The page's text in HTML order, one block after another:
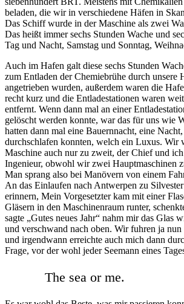
beladen, die wir in verschiedene Häfen in
Das Schiff wurde in der Maschine als zwei
Das heißt immer sechs Stunden Wache und
Tag und Nacht, Samstag und Sonntag,
Auch im Hafen galt diese sechs Stunden
zum Entladen der Chemiebrühe durch unsere
angetrieben wurden, außerdem waren die
recht kurz und die Entladestationen waren
entfernt. Wenn dann mal an einer
gelöscht werden konnte, war das für uns wie
hatten dann mal eine Bauernnacht, eine
durchschlafen konnten, welch ein Luxus. Wir
Maschine auch nur zu zweit, der Chief und
Ingenieur, obwohl wir zwei Hauptmaschinen
Man sprang also bei Manövern von einem
An das Einlaufen nach Antwerpen zu
erinnern, Mein Vorgesetzter kam mit einer
Gläsern in den Maschinenraum runter,
sagte
Gutes neues Jahr
nahm mir das Glas
und verschwand nach oben. Wir fuhren ja
und irgendwann erreichte auch mich dann
Frage, vor der wohl jeder Seemann eines
The sea or me.